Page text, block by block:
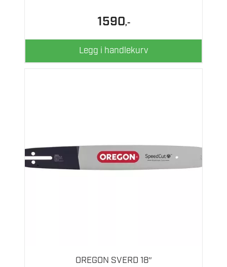
1590,-
Legg i handlekurv
OREGON SVERD 18″